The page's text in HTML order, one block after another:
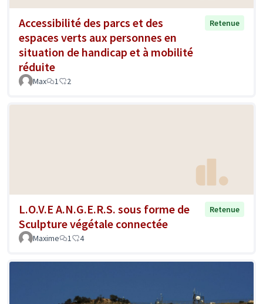
Accessibilité des parcs et des
espaces verts aux personnes en
situation de handicap et à mobilité
réduite
Retenue
Max 1 2
L.O.V.E A.N.G.E.R.S. sous forme de
Sculpture végétale connectée
Retenue
Maxime 1 4